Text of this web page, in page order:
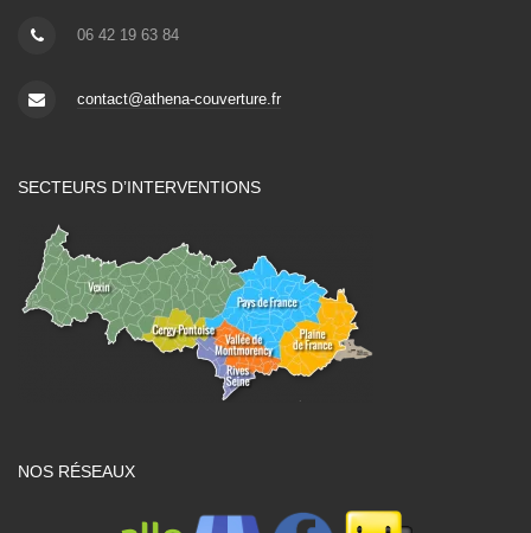
06 42 19 63 84
contact@athena-couverture.fr
SECTEURS D’INTERVENTIONS
NOS RÉSEAUX